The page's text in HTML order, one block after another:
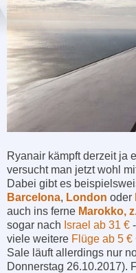
Ryanair kämpft derzeit ja
versucht man jetzt wohl
Dabei gibt es
Barcelona, London oder
auch ins ferne Marokko,
sogar nach Israel ab 31 €
viele weitere Flüge ab 5
Sale läuft allerdings nur
Donnerstag 26.10.2017).